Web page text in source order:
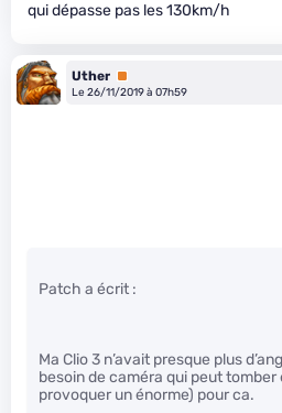
qui dépasse pas les 130km/h
Uther Premium
Le 26/11/2019 à 07h59
Patch a écrit :
Ma Clio 3 n’avait presque plus
besoin de caméra qui peut tomber
provoquer un énorme) pour ca.